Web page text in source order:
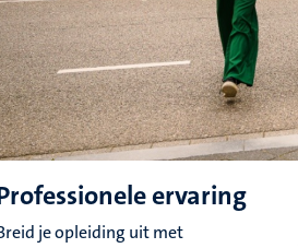
ervaring
je opleiding uit met